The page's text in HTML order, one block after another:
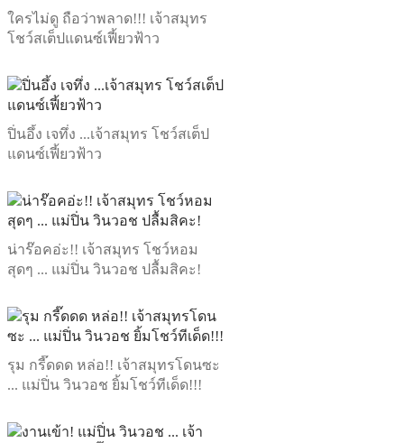
ใครไม่ดู ถือว่าพลาด!!! เจ้าสมุทร
โชว์สเต็ปแดนซ์เฟี้ยวฟ้าว
ปิ่นอึ้ง เจทึ่ง ...เจ้าสมุทร โชว์สเต็ป
แดนซ์เฟี้ยวฟ้าว
น่าร๊อคอ่ะ!! เจ้าสมุทร โชว์หอม
สุดๆ ... แม่ปิ่น วินวอช ปลื้มสิคะ!
รุม กรี๊ดดด หล่อ!! เจ้าสมุทรโดนซะ
... แม่ปิ่น วินวอช ยิ้มโชว์ทีเด็ด!!!